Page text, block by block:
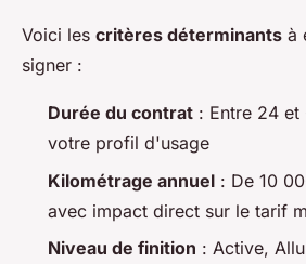
Voici les critères déterminants à
signer :
Durée du contrat : Entre 24
votre profil d'usage
Kilométrage annuel : De 10
avec impact direct sur le tarif
Niveau de finition : Active,